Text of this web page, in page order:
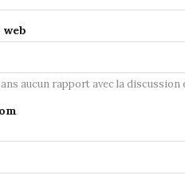
web
aucun rapport avec la